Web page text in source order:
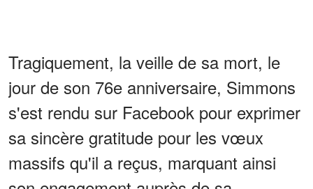
Tragiquement, la veille de sa mort, le
jour de son 76e anniversaire, Simmons
s'est rendu sur Facebook pour exprimer
sa sincère gratitude pour les vœux
massifs qu'il a reçus, marquant ainsi